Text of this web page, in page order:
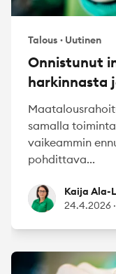
Talous · Uutinen
Onnistunut
harkinnasta
samalla
vaikeammin
pohdittava...
Kaija Ala-Luukko
Kaija Ala-
24.4.2026 ·